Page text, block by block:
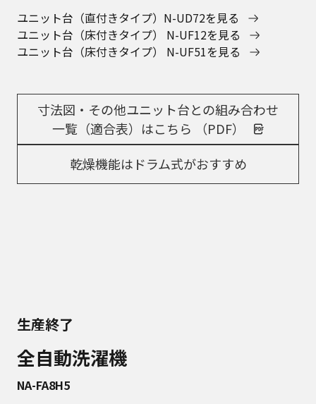
ユニット台（直付きタイプ）N-UD72を見る
ユニット台（床付きタイプ） N-UF12を見る
ユニット台（床付きタイプ） N-UF51を見る
寸法図・その他ユニット台との組み合わせ
一覧（適合表）はこちら （PDF）
乾燥機能はドラム式がおすすめ
生産終了
全自動洗濯機
NA-FA8H5